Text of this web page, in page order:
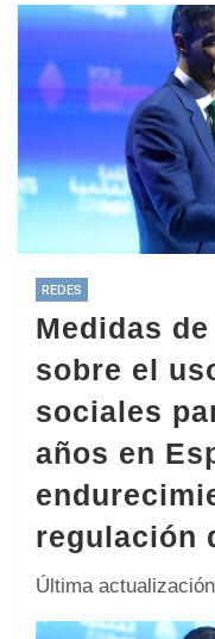
REDES
Medidas
sobre el
sociales
años en
regulación
Última